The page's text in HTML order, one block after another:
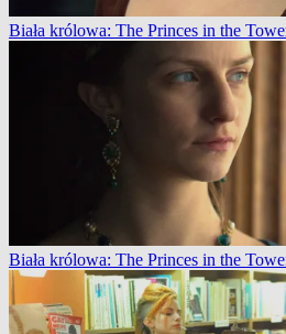
Biała królowa: The Princes in the
Biała królowa: The Princes in the